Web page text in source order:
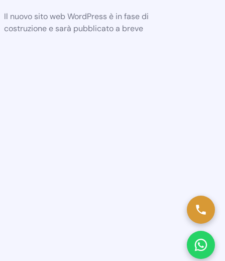
Il nuovo sito web WordPress è in fase di
costruzione e sarà pubblicato a breve